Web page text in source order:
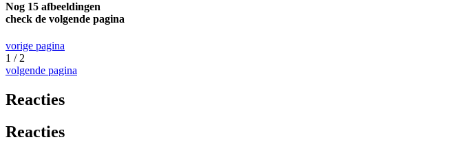
Nog 15 afbeeldingen
check de volgende pagina
vorige pagina
1 / 2
volgende pagina
Reacties
Reacties